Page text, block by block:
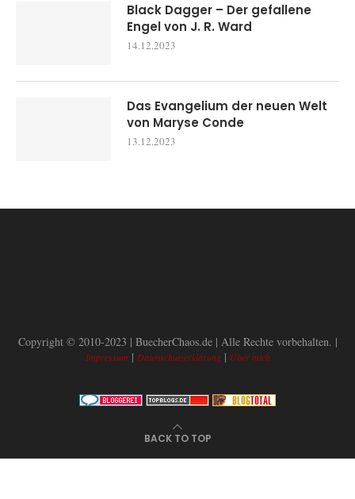
Black Dagger – Der gefallene
Engel von J. R. Ward
14.12.2023
Das Evangelium der neuen Welt
von Maryse Conde
13.12.2023
Copyright © 2010-2023 | BuecherChaos.de | Alle Rechte vorbehalten. |
Impressum | Datenschutzerklärung| Über mich
BACK TO TOP